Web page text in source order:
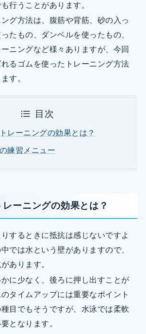
行うことがあります。
グ方法は、腹筋や背筋、砂の入っ
たもの、ダンベルを使ったもの、
ニングなど様々ありますが、今回
るゴムを使ったトレーニング方法
す。
目次
レーニングの効果とは？
練習メニュー
ーニングの効果とは？
するときに抵抗は感じないですよ
では水という壁がありますので、
あります。
に少なく、後ろに押し出すことが
タイムアップには重要なポイント
目でもそうですが、水泳では柔軟
となります。